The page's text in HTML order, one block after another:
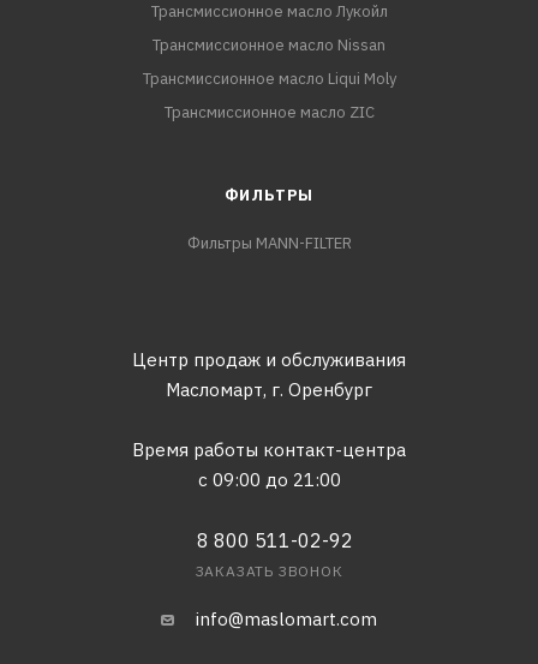
Трансмиссионное масло Лукойл
Трансмиссионное масло Nissan
Трансмиссионное масло Liqui Moly
Трансмиссионное масло ZIC
ФИЛЬТРЫ
Фильтры MANN-FILTER
Центр продаж и обслуживания
Масломарт, г. Оренбург
Время работы контакт-центра
с 09:00 до 21:00
8 800 511-02-92
ЗАКАЗАТЬ ЗВОНОК
info@maslomart.com